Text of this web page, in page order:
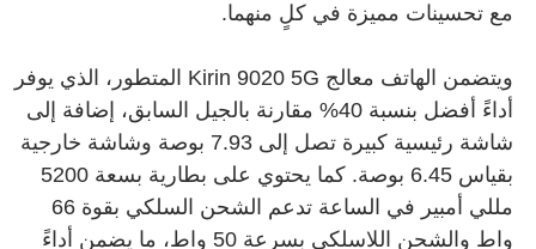
مع تحسينات مميزة في كلٍ منهما.
ويتضمن الهاتف معالج Kirin 9020 5G المتطور، الذي يوفر
أداءً أفضل بنسبة 40% مقارنة بالجيل السابق، إضافة إلى
شاشة رئيسية كبيرة تصل إلى 7.93 بوصة وشاشة خارجية
بقياس 6.45 بوصة. كما يحتوي على بطارية بسعة 5200
مللي أمبير في الساعة تدعم الشحن السلكي بقوة 66
واط والشحن اللاسلكي بسرعة 50 واط، ما يضمن أداءً